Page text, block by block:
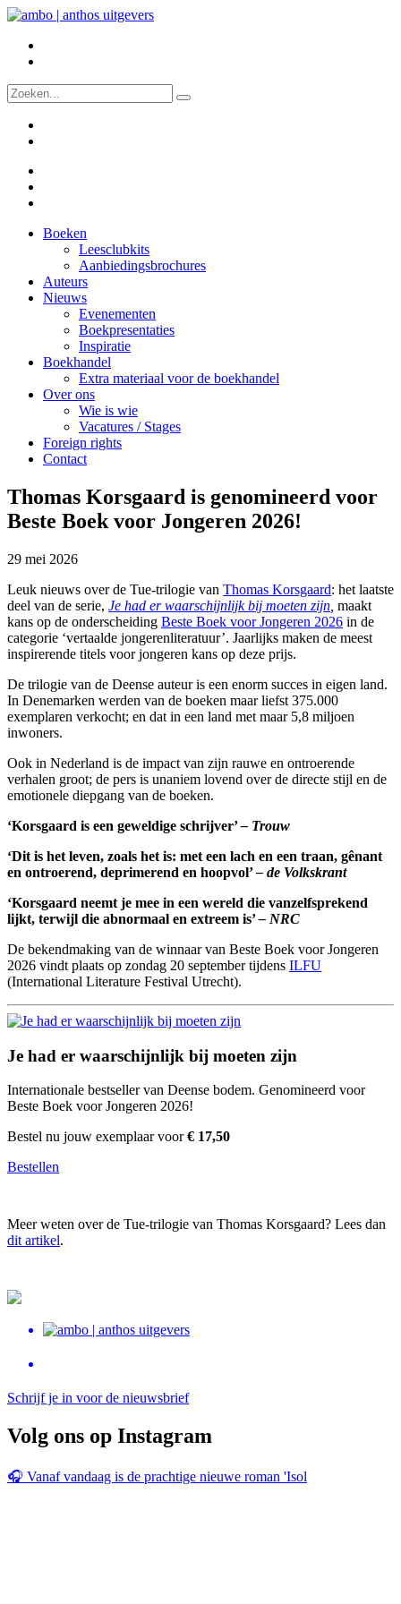
Boeken
Leesclubkits
Aanbiedingsbrochures
Auteurs
Nieuws
Evenementen
Boekpresentaties
Inspiratie
Boekhandel
Extra materiaal voor de boekhandel
Over ons
Wie is wie
Vacatures / Stages
Foreign rights
Contact
Thomas Korsgaard is genomineerd voor
Beste Boek voor Jongeren 2026!
29 mei 2026
Leuk nieuws over de Tue-trilogie van Thomas Korsgaard: het laatste
deel van de serie, Je had er waarschijnlijk bij moeten zijn maakt
kans op de onderscheiding Beste Boek voor Jongeren 2026 in de
categorie ‘vertaalde jongerenliteratuur’. Jaarlijks maken de meest
inspirerende titels voor jongeren kans op deze prijs.
De trilogie van de Deense auteur is een enorm succes in eigen land.
In Denemarken werden van de boeken maar liefst 375.000
exemplaren verkocht; en dat in een land met maar 5,8 miljoen
inwoners.
Ook in Nederland is de impact van zijn rauwe en ontroerende
verhalen groot; de pers is unaniem lovend over de directe stijl en de
emotionele diepgang van de boeken.
‘Korsgaard is een geweldige schrijver’– Trouw
‘Dit is het leven, zoals het is: met een lach en een traan, gênant
en ontroerend, deprimerend en hoopvol’– de Volkskrant
‘Korsgaard neemt je mee in een wereld die vanzelfsprekend
lijkt, terwijl die abnormaal en extreem is’– NRC
De bekendmaking van de winnaar van Beste Boek voor Jongeren
2026 vindt plaats op zondag 20 september tijdens ILFU
(International Literature Festival Utrecht).
Je had er waarschijnlijk bij moeten zijn
Internationale bestseller van Deense bodem. Genomineerd voor
Beste Boek voor Jongeren 2026!
Bestel nu jouw exemplaar voor€ 17,50
Bestellen
Meer weten over de Tue-trilogie van Thomas Korsgaard? Lees dan
dit artikel.
Schrijf je in voor de nieuwsbrief
Volg ons op Instagram
🎧 Vanaf vandaag is de prachtige nieuwe roman 'Isol